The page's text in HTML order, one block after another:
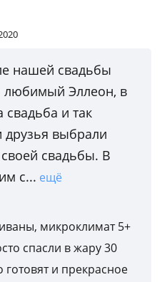
нашей свадьбы
Эллеон, в
и так
выбрали
свадьбы. В
с... ещё
микроклимат 5+
спасли в жару 30
готовят и прекрасное